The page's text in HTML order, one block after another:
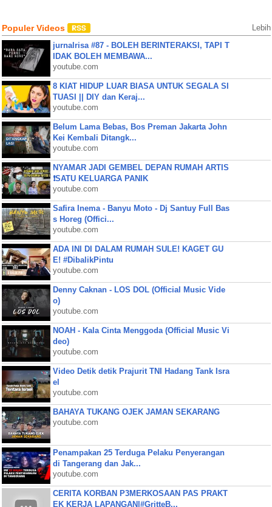
Populer Videos Lebih
jurnalrisa #87 - BOLEH BERINTERAKSI, TAPI T
IDAK BOLEH MEMBAWA...
youtube.com
8 KIAT HIDUP LUAR BIASA UNTUK SEGALA SI
TUASI || DIY dan Keraj...
youtube.com
Belum Lama Bebas, Bos Preman Jakarta John
Kei Kembali Ditangk...
youtube.com
NYAMAR JADI GEMBEL DEPAN RUMAH ARTIS
❗SATU KELUARGA PANIK
youtube.com
Safira Inema - Banyu Moto - Dj Santuy Full Bas
s Horeg (Offici...
youtube.com
ADA INI DI DALAM RUMAH SULE! KAGET GU
E! #DibalikPintu
youtube.com
Denny Caknan - LOS DOL (Official Music Vide
o)
youtube.com
NOAH - Kala Cinta Menggoda (Official Music Vi
deo)
youtube.com
Video Detik detik Prajurit TNI Hadang Tank Isra
el
youtube.com
BAHAYA TUKANG OJEK JAMAN SEKARANG
youtube.com
Penampakan 25 Terduga Pelaku Penyerangan
di Tangerang dan Jak...
youtube.com
CERITA KORBAN P3MERKOSAAN PAS PRAKT
EK KERJA LAPANGAN|#GritteB...